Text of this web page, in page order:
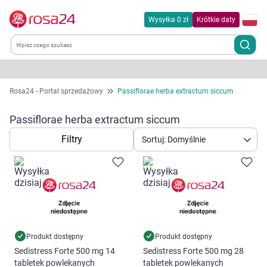
Wysyłka 0 zł Krótkie daty
Kategorie
Chemia gospodarcza
Dla zwierząt
Dom i ogród
Kobieta w ciąży i mama
Rosa24 - Portal sprzedażowy Passiflorae herba extractum siccum
Passiflorae herba extractum siccum
Filtry Sortuj: Domyślnie
Produkt dostępny
Sedistress Forte 500 mg 14
tabletek powlekanych
Produkt dostępny
Sedistress Forte 500 mg 28
tabletek powlekanych